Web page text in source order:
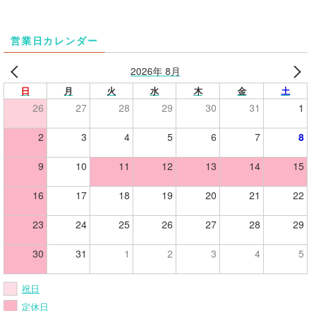
営業日カレンダー
2026年 8月
日 月 火 水 木 金 土
26 27 28 29 30 31 1
2 3 4 5 6 7 8
9 10 11 12 13 14 15
16 17 18 19 20 21 22
23 24 25 26 27 28 29
30 31 1 2 3 4 5
祝日
定休日